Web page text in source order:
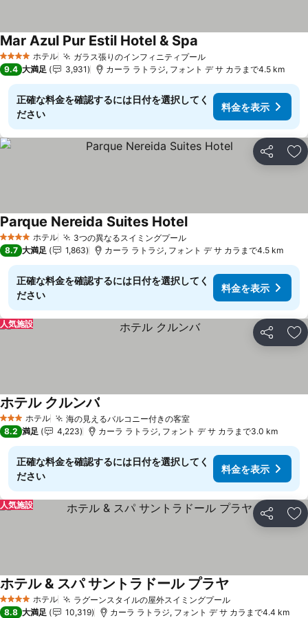
4 ホテルのランク
ホテル ガラス張りのインフィニティプール料金を表示
Mar Azul Pur Estil Hotel & Spa
9.4 大満足 3,931 カーラ ラトラジ, フォント デ サ カラまで4.5 km
正確な料金を確認するには日付を選択してく
ださい
料金を表示
シェア お
4 ホテルのランク
ホテル 3つの異なるスイミングプール料金を表示
Parque Nereida Suites Hotel料金を表示
8.7 大満足 1,863 カーラ ラトラジ, フォント デ サ カラまで4.5 km
正確な料金を確認するには日付を選択してく
ださい
料金を表示
シェア お
人気施設
3 ホテルのランク
ホテル 海の見えるバルコニー付きの客室料金を表示
ホテル クルンバ料金を表示
8.2 満足 4,223 カーラ ラトラジ, フォント デ サ カラまで3.0 km
正確な料金を確認するには日付を選択してく
ださい
料金を表示
シェア お
人気施設
4 ホテルのランク
ホテル ラグーンスタイルの屋外スイミングプール料金を表示
ホテル & スパ サントラドール プラヤ
8.8 大満足 10,319 カーラ ラトラジ, フォント デ サ カラまで4.4 km